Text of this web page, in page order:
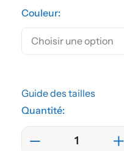
Couleur:
Guide des tailles
Quantité: